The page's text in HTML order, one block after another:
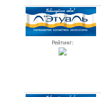
Рейтинг: